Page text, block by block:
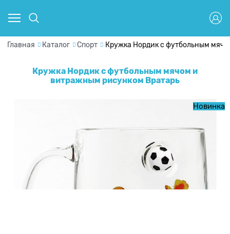
Главная Каталог Спорт Кружка Нордик с футбольным
Кружка Нордик с футбольным мячом и
витражным рисунком Вратарь
Новинка